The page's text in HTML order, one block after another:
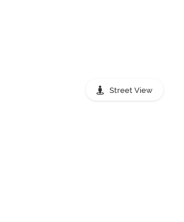
Street View